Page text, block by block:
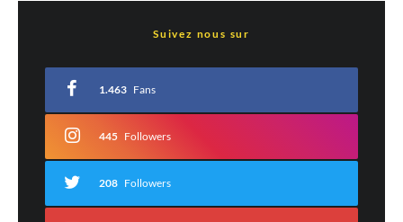
*
Commentaire*
Suivez nous sur
1.463 Fans
445 Followers
208 Followers